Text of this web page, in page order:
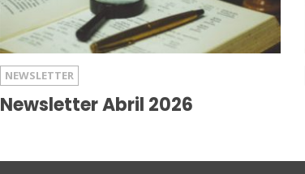
NEWSLETTER
Newsletter Abril 2026